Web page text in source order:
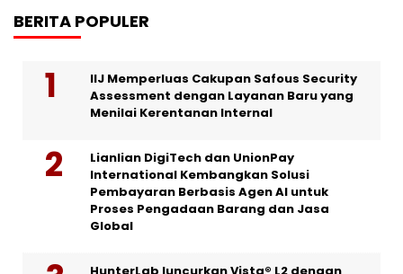
BERITA POPULER
IIJ Memperluas Cakupan Safous Security
Assessment dengan Layanan Baru yang
Menilai Kerentanan Internal
Lianlian DigiTech dan UnionPay
International Kembangkan Solusi
Pembayaran Berbasis Agen AI untuk
Proses Pengadaan Barang dan Jasa
Global